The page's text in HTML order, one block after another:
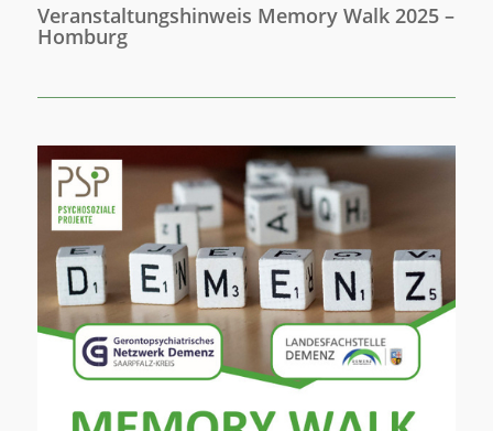
Veranstaltungshinweis Memory Walk 2025 –
Homburg